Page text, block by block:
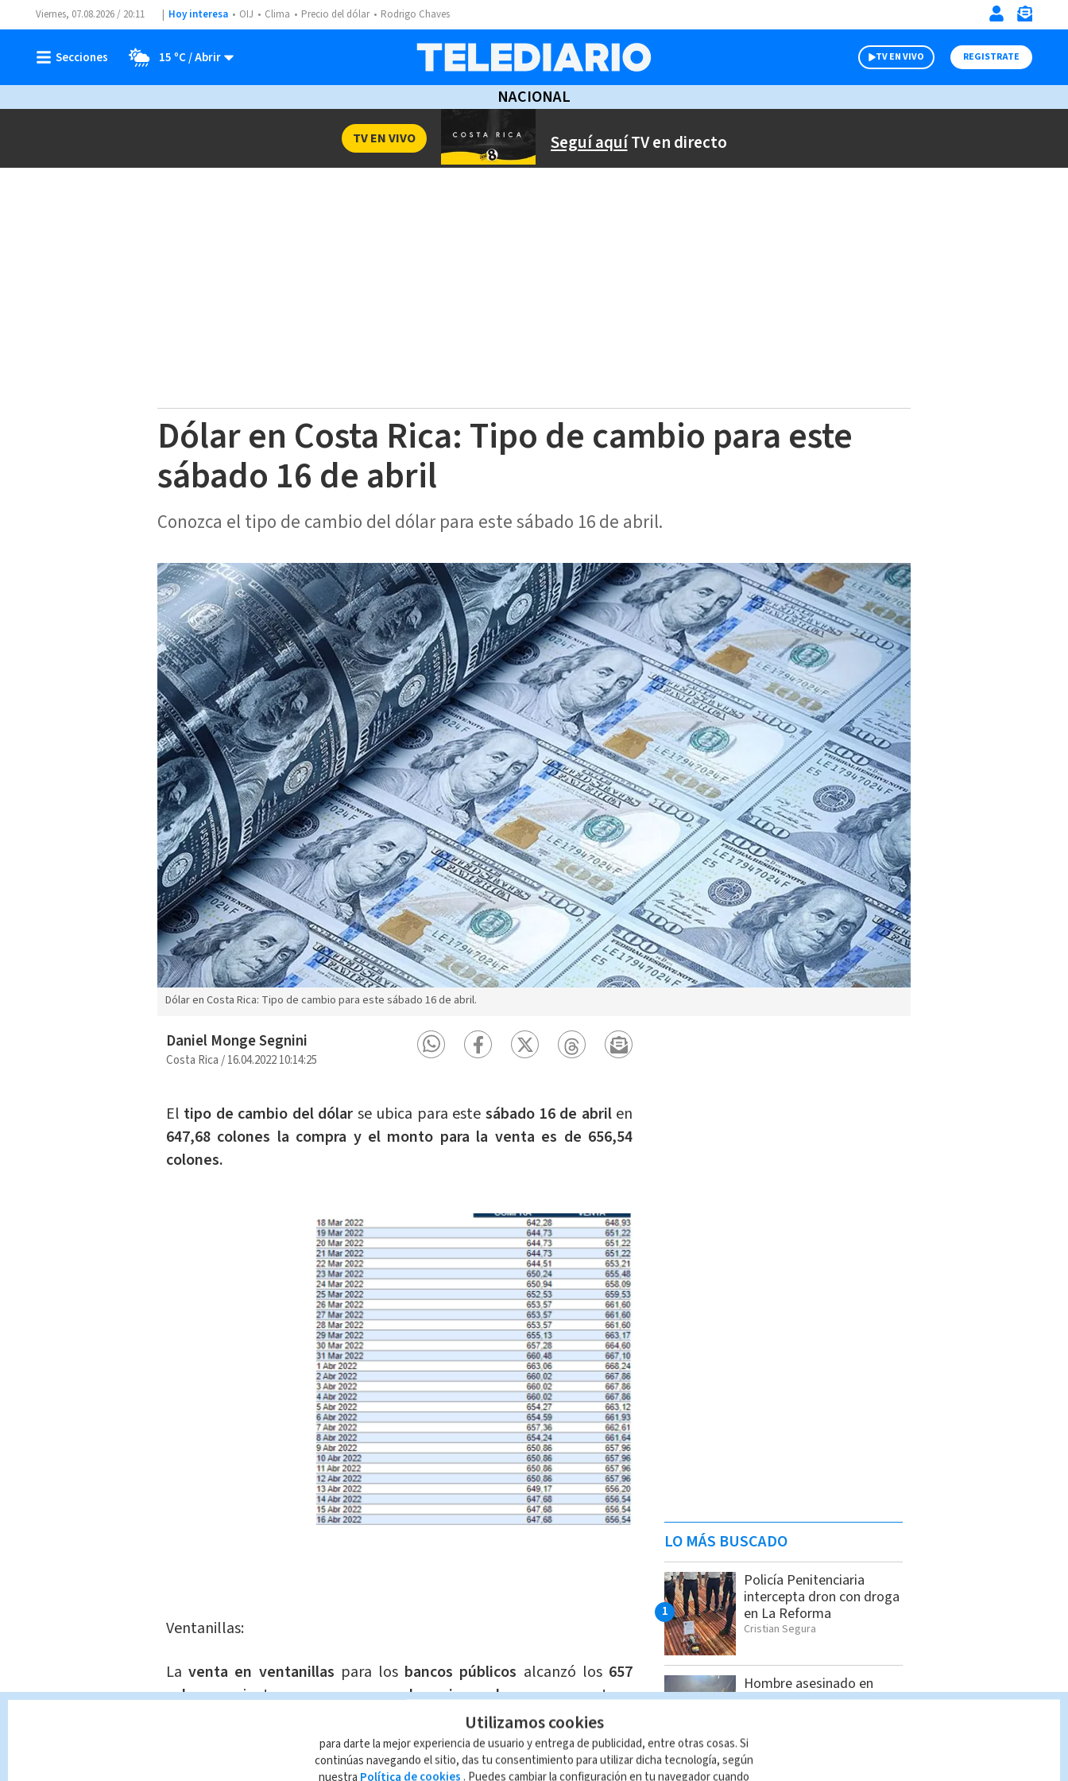
Viernes, 07.08.2026 / 20:11 Hoy interesa OIJ Clima Precio del dólar Rodrigo Chaves
15 ºC TV EN VIVO REGISTRATE
NACIONAL
Seguí aquíTV en directo
TV EN VIVO
Dólar en Costa Rica: Tipo de cambio para este
sábado 16 de abril
Conozca el tipo de cambio del dólar para este sábado 16 de abril.
Dólar en Costa Rica: Tipo de cambio para este sábado 16 de abril.
Daniel Monge Segnini
Costa Rica/16.04.2022 10:14:25
El tipo de cambio del dólar se ubica para estesábado 16 de abrilen
647,68 colones la compra y el monto para la venta es de 656,54
colones.
Ventanillas:
La venta en ventanillas para los bancos públicos alcanzó los 657
colones, mientras quecompra en los mismos bancosse mantuvo
bancos privados la comprase colocó desde los642 colones y
LO MÁS BUSCADO
Policía Penitenciaria
intercepta dron con droga
en La Reforma
Cristian Segura
Hombre asesinado en
Siquirres tenía 34 años;
Utilizamos cookies
para darte la mejor experiencia de usuario y entrega de publicidad, entre otras cosas. Si
continúas navegando el sitio, das tu consentimiento para utilizar dicha tecnología, según
nuestra Política de cookies . Puedes cambiar la configuración en tu navegador cuando